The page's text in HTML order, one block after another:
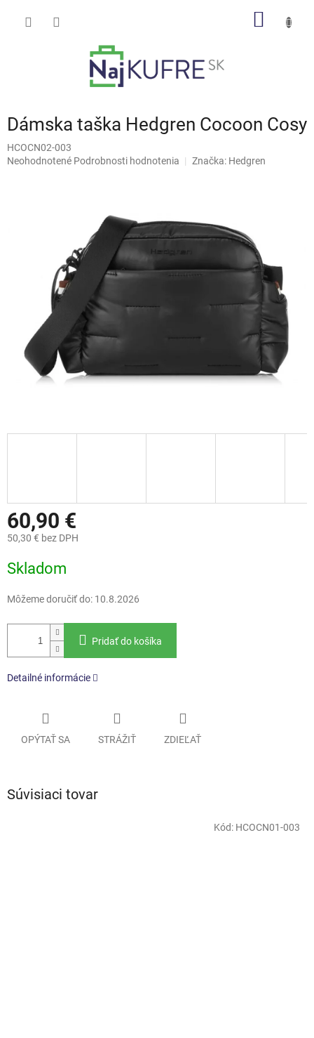
Dámska taška Hedgren Cocoon Cosy
HCOCN02-003
Priemerné
Neohodnotené Podrobnosti hodnotenia Značka: Hedgren
60,90 €
50,30 € bez DPH
cena:
Skladom
Môžeme doručiť do: 10.8.2026
Pridať do košíka
Detailné informácie
OPÝTAŤ SA STRÁŽIŤ ZDIEĽAŤ
Súvisiaci tovar
Kód: HCOCN01-003